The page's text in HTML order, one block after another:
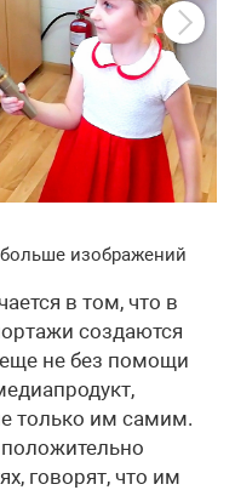
изображений
в том, что в
создаются
не без помощи
только им самим.
говорят, что им